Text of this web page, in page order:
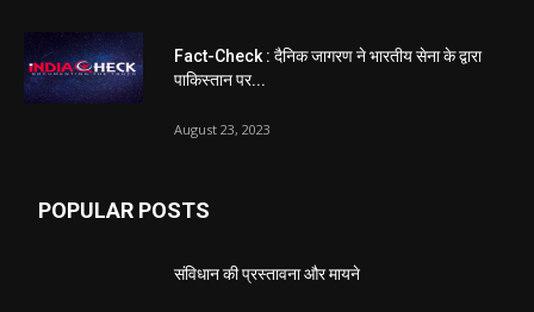
Fact-Check : दैनिक जागरण ने भारतीय सेना के द्वारा
पाकिस्तान पर...
August 23, 2023
POPULAR POSTS
संविधान की प्रस्तावना और मायने